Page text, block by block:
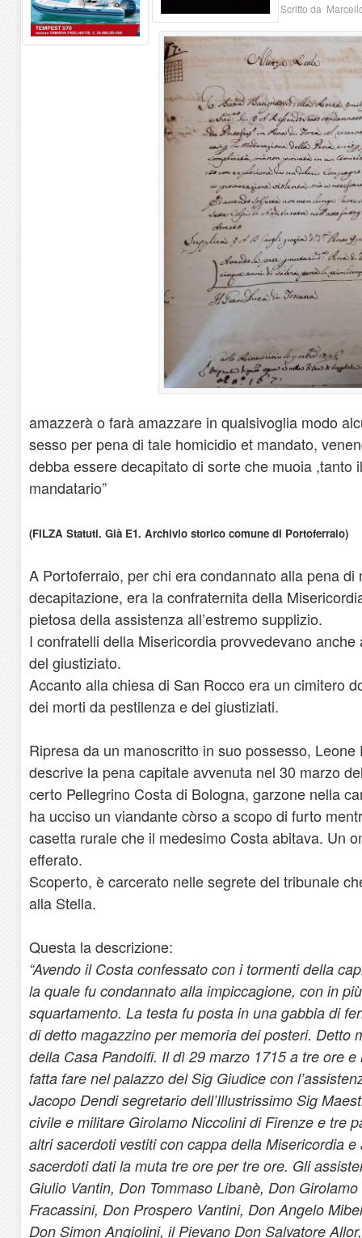
Scritto da
amazzerà o farà amazzare in qualsivoglia modo
sesso per pena di tale homicidio et mandato,
debba essere decapitato di sorte che muoia ,tanto
mandatario”
(FILZA Statuti. Già E1. Archivio storico comune di Portoferraio)
A Portoferraio, per chi era condannato alla pena
decapitazione, era la confraternita della
pietosa della assistenza all’estremo supplizio.
I confratelli della Misericordia provvedevano
del giustiziato.
Accanto alla chiesa di San Rocco era un cimitero
dei morti da pestilenza e dei giustiziati.
Ripresa da un manoscritto in suo possesso,
descrive la pena capitale avvenuta nel 30 marzo
certo Pellegrino Costa di Bologna, garzone nella
ha ucciso un viandante còrso a scopo di furto
casetta rurale che il medesimo Costa abitava. Un
efferato.
Scoperto, è carcerato nelle segrete del tribunale
alla Stella.
Questa la descrizione:
“Avendo il Costa confessato con i tormenti della
la quale fu condannato alla impiccagione, con in
squartamento. La testa fu posta in una gabbia di
di detto magazzino per memoria dei posteri. Detto
della Casa Pandolfi. Il dì 29 marzo 1715 a tre ore
fatta fare nel palazzo del Sig Giudice con
Jacopo Dendi segretario dell’Illustrissimo Sig
civile e militare Girolamo Niccolini di Firenze e tre
altri sacerdoti vestiti con cappa della Misericordia
sacerdoti dati la muta tre ore per tre ore. Gli
Giulio Vantin, Don Tommaso Libanè, Don
Fracassini, Don Prospero Vantini, Don Angelo
Don Simon Angiolini, il Pievano Don Salvatore